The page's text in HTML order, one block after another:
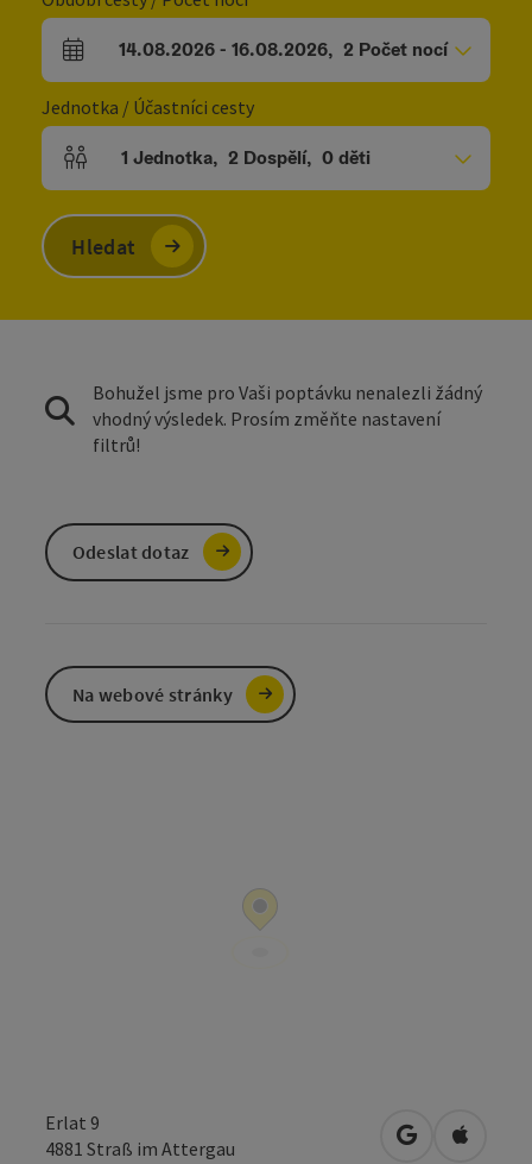
Erlat 9
4881 Straß im Attergau Otevřít vOtevřít
Pole příjezdu a odjezdu
14.08.2026- 16.08.2026, 2 Počet nocí
Jednotka / Účastníci cesty
Počet jednotek a polí pro osoby
1 Jednotka, 2 Dospělí, 0děti
Hledat
Bohužel jsme pro Vaši poptávku nenalezli žádný
vhodný výsledek. Prosím změňte nastavení
filtrů!
Odeslat dotaz
Na webové stránky